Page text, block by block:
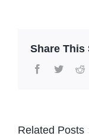
Share This
Facebook
Twitter
Related Posts